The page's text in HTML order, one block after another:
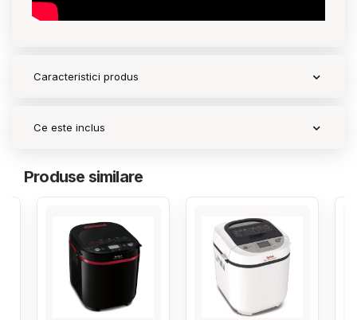
Caracteristici produs
Ce este inclus
Produse similare